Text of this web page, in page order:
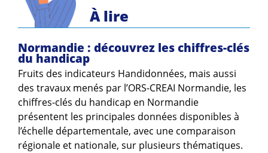
À lire
Normandie : découvrez les chiffres-clés
du handicap
Fruits des indicateurs Handidonnées, mais aussi
des travaux menés par l’ORS-CREAI Normandie, les
chiffres-clés du handicap en Normandie
présentent les principales données disponibles à
l’échelle départementale, avec une comparaison
régionale et nationale, sur plusieurs thématiques.